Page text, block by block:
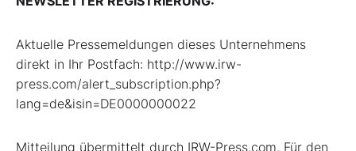
Aktuelle Pressemeldungen dieses Unternehmens
direkt in Ihr Postfach: http://www.irw-
press.com/alert_subscription.php?
lang=de&isin=DE0000000022
Mitteilung übermittelt durch IRW-Press.com. Für den